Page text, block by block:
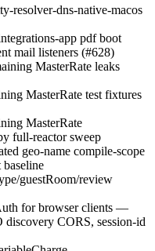
resolver-dns-native-macos
app pdf boot
mail listeners (#628)
MasterRate leaks
MasterRate test fixtures
MasterRate
full-reactor sweep
geo-name compile-scope
baseline
guestRoom/review
for browser clients —
CORS, session-id